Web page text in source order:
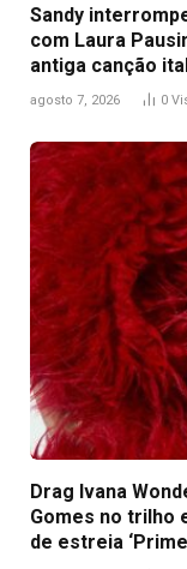
Sandy
com Laura
antiga canção
agosto 7, 2026 0
Drag Ivana
Gomes no trilho
de estreia